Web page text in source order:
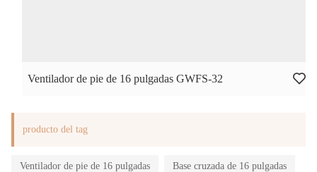
Ventilador de pie de 16 pulgadas GWFS-32
producto del tag
Ventilador de pie de 16 pulgadas Base cruzada de 16 pulgadas